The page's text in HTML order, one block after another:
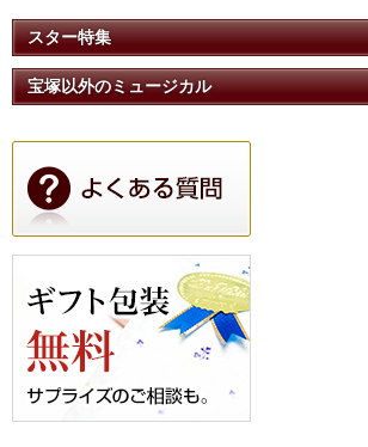
スター特集
宝塚以外のミュージカル